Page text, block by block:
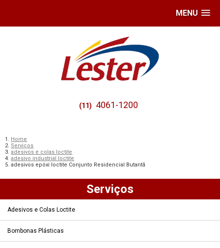
MENU
(11) 4061-1200
Home
Serviços
adesivos e colas loctite
adesivo industrial loctite
adesivos epóxi loctite Conjunto Residencial Butantã
Serviços
Adesivos e Colas Loctite
Bombonas Plásticas